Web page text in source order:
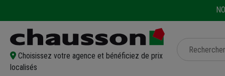
Choisissez votre agence et bénéficiez de prix
localisés